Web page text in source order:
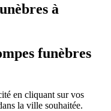
à
funèbres
en cliquant sur vos
la ville souhaitée.